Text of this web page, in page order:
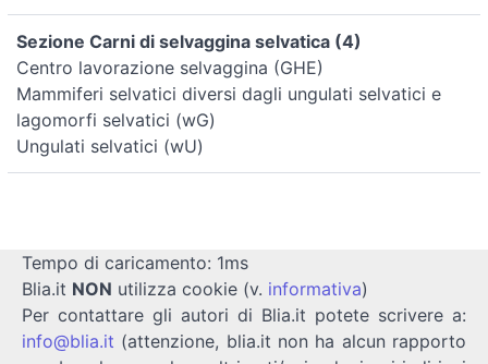
Sezione Carni di selvaggina selvatica (4)
Centro lavorazione selvaggina (GHE)
Mammiferi selvatici diversi dagli ungulati selvatici e
lagomorfi selvatici (wG)
Ungulati selvatici (wU)
Tempo di caricamento: 1ms
Blia.it NON utilizza cookie (v. informativa)
Per contattare gli autori di Blia.it potete scrivere a:
info@blia.it (attenzione, blia.it non ha alcun rapporto